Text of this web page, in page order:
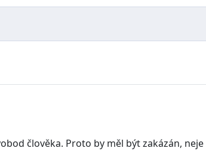
člověka. Proto by měl být zakázán, neje